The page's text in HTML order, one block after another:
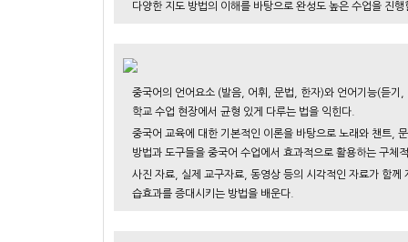
다양한 지도 방법의 이해를 바탕으로 완성도 높은 수업을 진행
중국어의 언어요소 (발음, 어휘, 문법, 한자)와 언어기능(듣기
학교 수업 현장에서 균형 있게 다루는 법을 익힌다.
중국어 교육에 대한 기본적인 이론을 바탕으로 노래와 챈트,
방법과 도구들을 중국어 수업에서 효과적으로 활용하는 구체
사진 자료, 실제 교구자료, 동영상 등의 시각적인 자료가 함께
습효과를 증대시키는 방법을 배운다.